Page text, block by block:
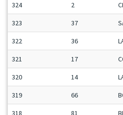
324 2
323 37
322 36
321 17
320 14
319 66
318 81